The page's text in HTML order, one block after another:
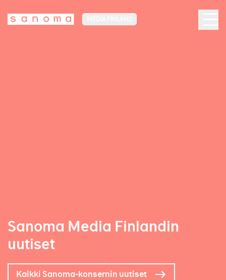
Sanoma Media Finlandin
uutiset
Kaikki Sanoma-konsernin uutiset